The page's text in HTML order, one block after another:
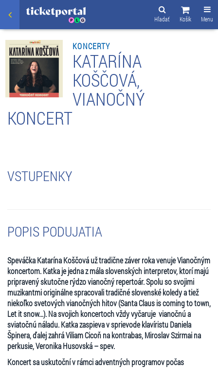
Menu
Košík
Hľadať
KONCERTY
KATARÍNA
KOŠČOVÁ,
VIANOČNÝ
KONCERT
VSTUPENKY
POPIS PODUJATIA
Speváčka Katarína Koščová už tradične záver roka venuje Vianočným
koncertom. Katka je jedna z mála slovenských interpretov, ktorí majú
pripravený skutočne rýdzo vianočný repertoár. Spolu so svojimi
muzikantmi originálne spracovali tradičné slovenské koledy a tiež
niekoľko svetových vianočných hitov (Santa Claus is coming to town,
Let it snow...). Na svojich koncertoch vždy vyčaruje vianočnú a
sviatočnú náladu. Katka zaspieva v sprievode klavíristu Daniela
Špinera, ďalej zahrá Viliam Cicoň na kontrabas, Miroslav Szirmai na
perkusie,Veronika Husovská – spev.
Koncert sa uskutoční v rámci adventných programov počas